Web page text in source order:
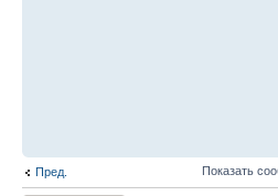
Пред. Показать